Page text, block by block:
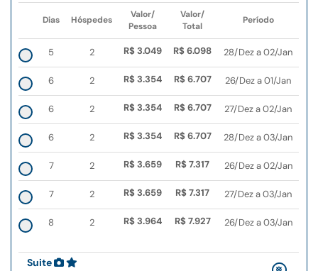
Dias Hóspedes
Valor/
Pessoa
Valor/
Total
Período
5 2 R$ 3.049 R$ 6.098 28/Dez a 02/Jan
6 2 R$ 3.354 R$ 6.707 26/Dez a 01/Jan
6 2 R$ 3.354 R$ 6.707 27/Dez a 02/Jan
6 2 R$ 3.354 R$ 6.707 28/Dez a 03/Jan
7 2 R$ 3.659 R$ 7.317 26/Dez a 02/Jan
7 2 R$ 3.659 R$ 7.317 27/Dez a 03/Jan
8 2 R$ 3.964 R$ 7.927 26/Dez a 03/Jan
Suite